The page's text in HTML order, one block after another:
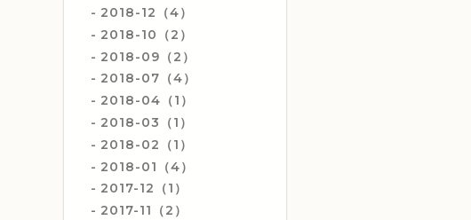
2018-12（4）
2018-10（2）
2018-09（2）
2018-07（4）
2018-04（1）
2018-03（1）
2018-02（1）
2018-01（4）
2017-12（1）
2017-11（2）